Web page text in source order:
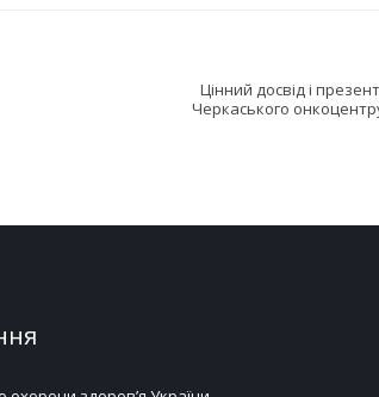
Цінний досвід і
Черкаського